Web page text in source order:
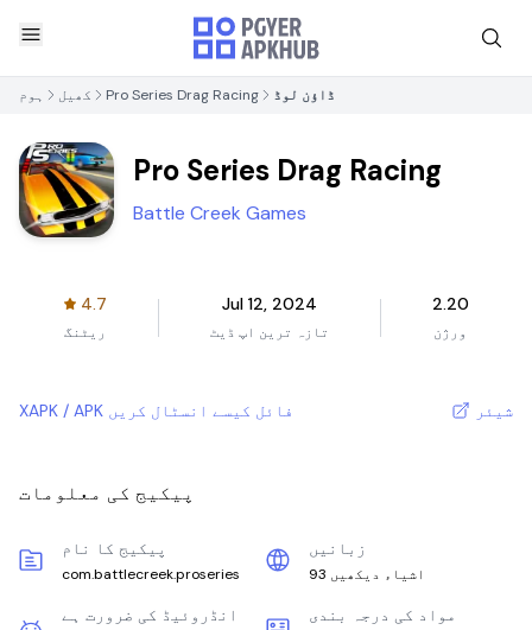
ہوم کھیل Pro Series Drag Racing ڈاؤن لوڈ
Pro Series Drag Racing
Battle Creek Games
4.7
ریٹنگ
Jul 12, 2024
تازہ ترین اپ ڈیٹ
2.20
ورژن
XAPK / APK فائل کیسے انسٹال کریں شیئر
پیکیج کی معلومات
پیکیج کا نام
com.battlecreek.proseries
زبانیں
93 اشیاء دیکھیں
انڈروئیڈ کی ضرورت ہے مواد کی درجہ بندی